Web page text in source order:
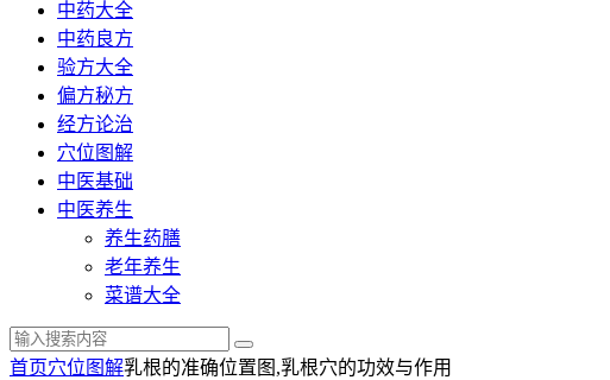
中药大全
中药良方
验方大全
偏方秘方
经方论治
穴位图解
中医基础
中医养生
养生药膳
老年养生
菜谱大全
首页穴位图解乳根的准确位置图,乳根穴的功效与作用